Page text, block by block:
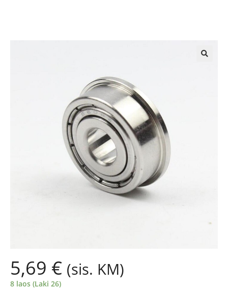
5,69 € (sis. KM)
8 laos (Laki 26)